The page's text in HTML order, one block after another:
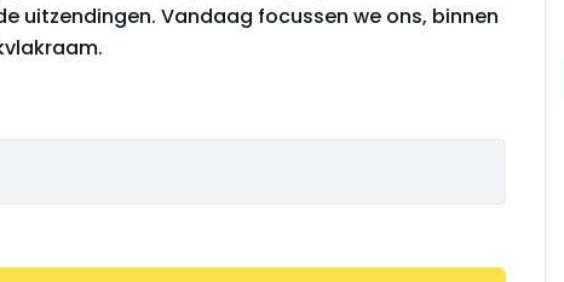
uitzendingen. Vandaag focussen we ons, binnen